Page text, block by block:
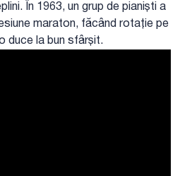
În 1963, un grup de pianiști a
maraton, făcând rotație pe
duce la bun sfârșit.